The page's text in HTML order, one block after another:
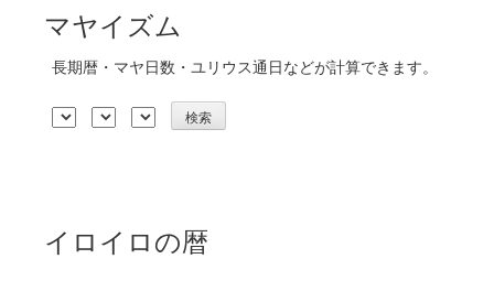
マヤイズム
長期暦・マヤ日数・ユリウス通日などが計算できます。
イロイロの暦